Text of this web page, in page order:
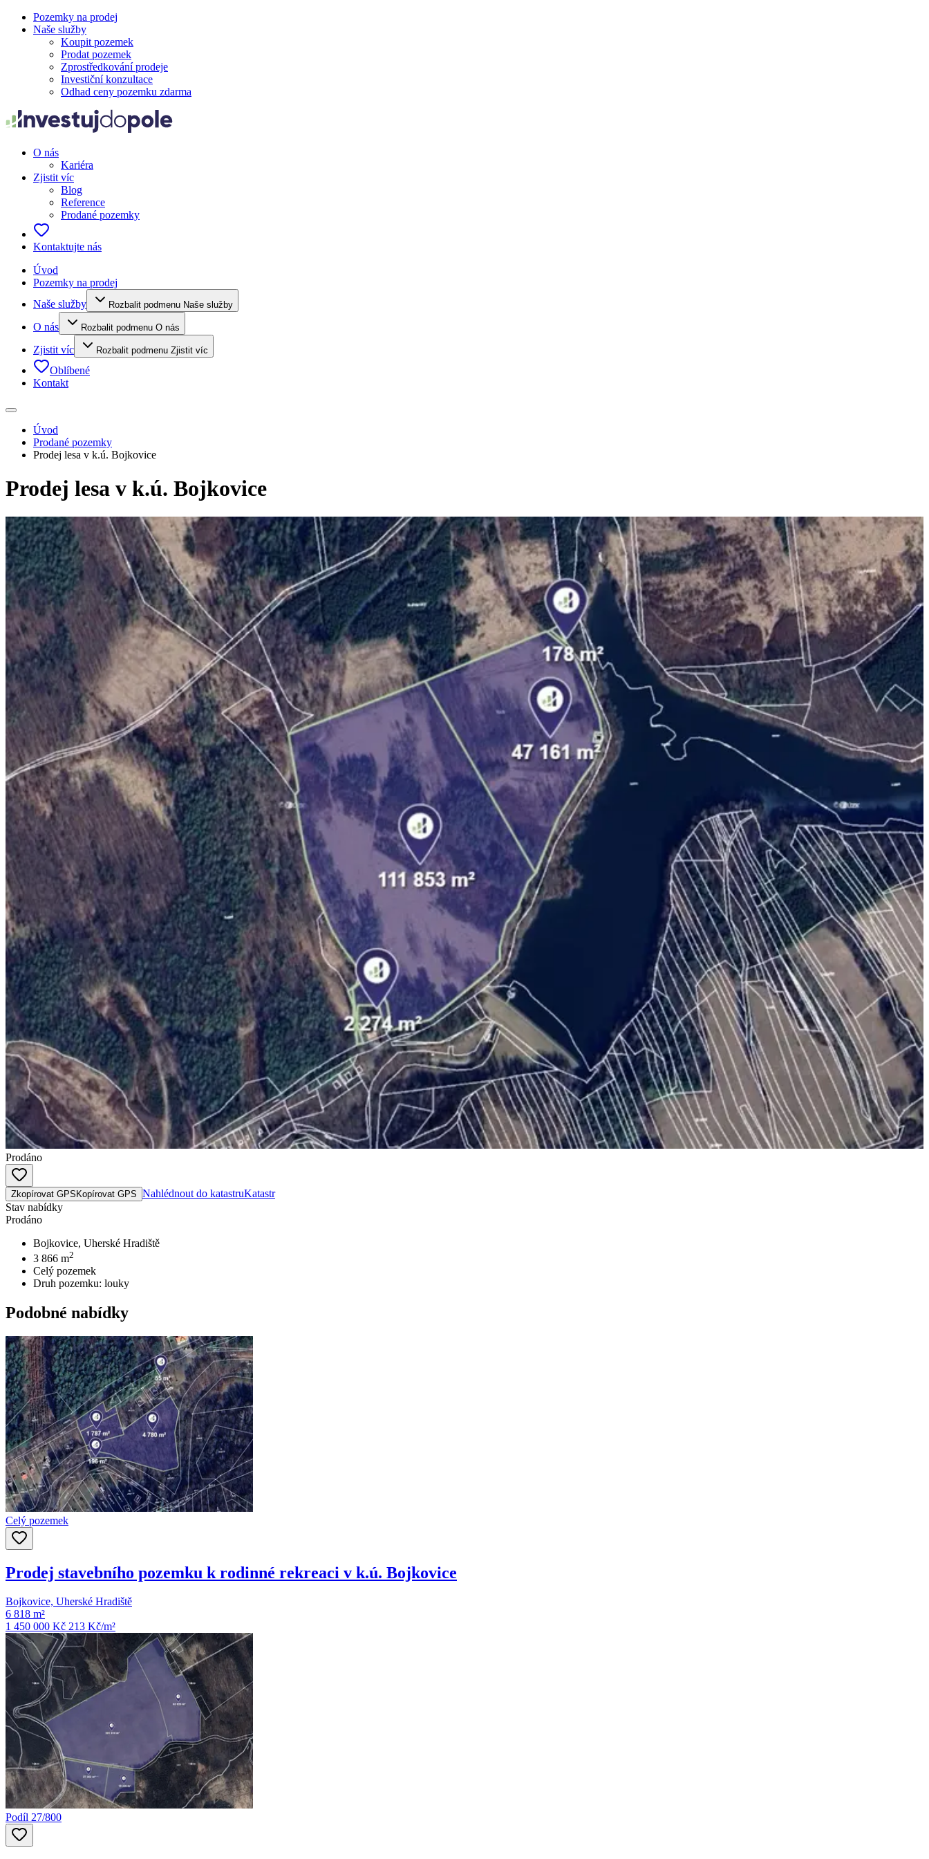
Pozemky na prodej
Naše služby
Koupit pozemek
Prodat pozemek
Zprostředkování prodeje
Investiční konzultace
Odhad ceny pozemku zdarma
O nás
Kariéra
Zjistit víc
Blog
Reference
Prodané pozemky
Kontaktujte nás
Úvod
Pozemky na prodej
Naše služby
Rozbalit podmenu Naše služby
O nás Rozbalit podmenu O nás
Zjistit víc Rozbalit podmenu Zjistit víc
Oblíbené
Kontakt
Úvod
Prodané pozemky
Prodej lesa v k.ú. Bojkovice
Prodej lesa v k.ú. Bojkovice
Prodáno
Zkopírovat GPSKopírovat GPS Nahlédnout do katastruKatastr
Stav nabídky
Prodáno
Bojkovice, Uherské Hradiště
3 866 m2
Celý pozemek
Druh pozemku: louky
Podobné nabídky
Celý pozemek
Prodej stavebního pozemku k rodinné rekreaci v k.ú. Bojkovice
Bojkovice, Uherské Hradiště
6 818 m²
1 450 000 Kč 213 Kč/m²
Podíl 27/800